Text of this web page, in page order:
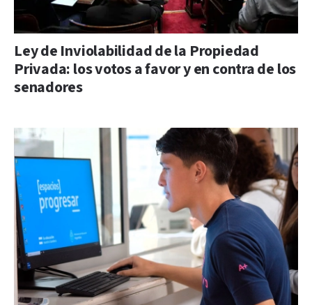
Ley de Inviolabilidad de la Propiedad
Privada: los votos a favor y en contra de los
senadores